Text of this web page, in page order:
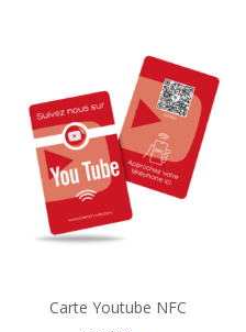
Carte Youtube NFC